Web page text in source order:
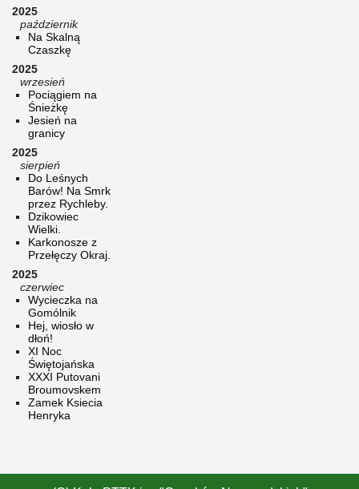
2025
październik
Na Skalną
Czaszkę
2025
wrzesień
Pociągiem na
Śnieżkę
Jesień na
granicy
2025
sierpień
Do Leśnych
Barów! Na Smrk
przez Rychleby.
Dzikowiec
Wielki.
Karkonosze z
Przełęczy Okraj.
2025
czerwiec
Wycieczka na
Gomólnik
Hej, wiosło w
dłoń!
XI Noc
Świętojańska
XXXI Putovani
Broumovskem
Zamek Ksiecia
Henryka